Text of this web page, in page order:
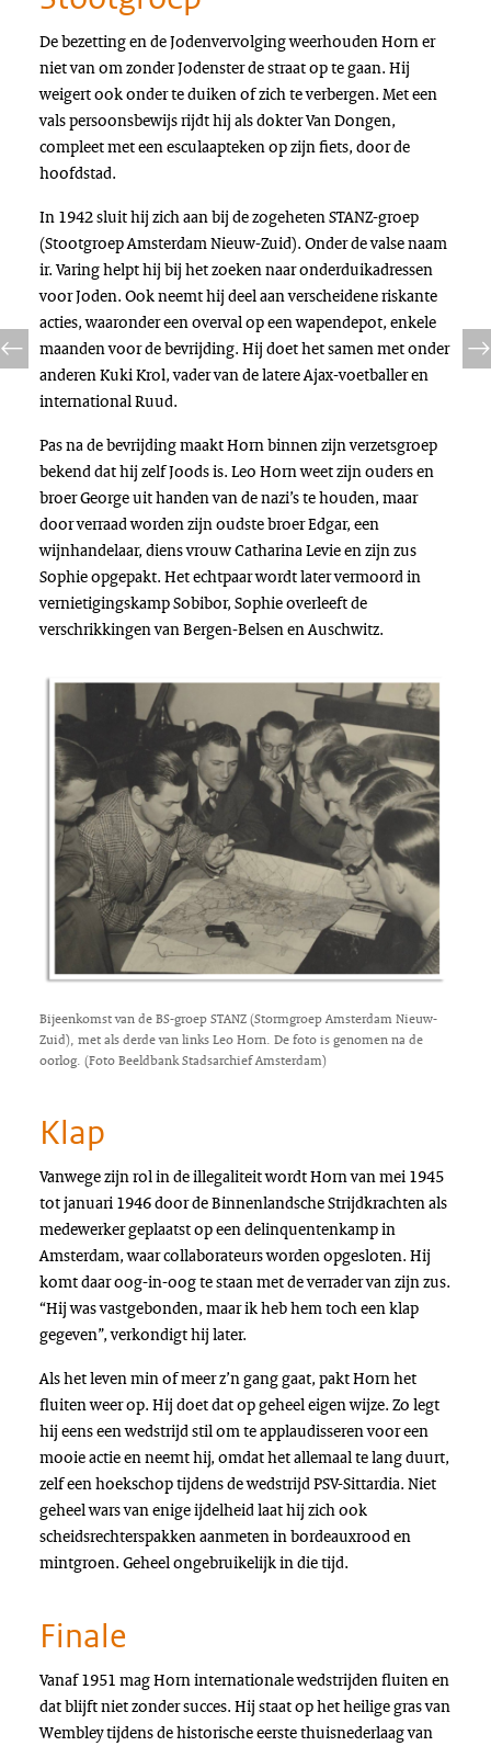
De bezetting en de Jodenvervolging weerhouden Horn er
niet van om zonder Jodenster de straat op te gaan. Hij
weigert ook onder te duiken of zich te verbergen. Met een
vals persoonsbewijs rijdt hij als dokter Van Dongen,
compleet met een esculaapteken op zijn fiets, door de
hoofdstad.
In 1942 sluit hij zich aan bij de zogeheten STANZ-groep
(Stootgroep Amsterdam Nieuw-Zuid). Onder de valse naam
ir. Varing helpt hij bij het zoeken naar onderduikadressen
voor Joden. Ook neemt hij deel aan verscheidene riskante
acties, waaronder een overval op een wapendepot, enkele
maanden voor de bevrijding. Hij doet het samen met onder
anderen Kuki Krol, vader van de latere Ajax-voetballer en
internationalRuud.
Pas na de bevrijding maakt Horn binnen zijn verzetsgroep
bekend dat hij zelf Joods is. Leo Horn weet zijn ouders en
broer George uit handen van de nazi’s te houden, maar
door verraad worden zijn oudste broer Edgar, een
wijnhandelaar, diens vrouw Catharina Levie en zijn zus
Sophie opgepakt. Het echtpaar wordt later vermoord in
vernietigingskamp Sobibor, Sophie overleeft de
verschrikkingen van Bergen-Belsen enAuschwitz.
Bijeenkomst van de BS-groep STANZ (Stormgroep Amsterdam Nieuw-
Zuid), met als derde van links Leo Horn. De foto is genomen na de
oorlog. (Foto Beeldbank Stadsarchief Amsterdam)
Klap
Vanwege zijn rol in de illegaliteit wordt Horn van mei 1945
tot januari 1946 door de Binnenlandsche Strijdkrachten als
medewerker geplaatst op een delinquentenkamp in
Amsterdam, waar collaborateurs worden opgesloten. Hij
komt daar oog-in-oog te staan met de verrader van zijn zus.
“Hij was vastgebonden, maar ik heb hem toch een klap
gegeven”, verkondigt hij later.
Als het leven min of meer z’n gang gaat, pakt Horn het
fluiten weer op. Hij doet dat op geheel eigen wijze. Zo legt
hij eens een wedstrijd stil om te applaudisseren voor een
mooie actie en neemt hij, omdat het allemaal te lang duurt,
zelf een hoekschop tijdens de wedstrijd PSV-Sittardia. Niet
geheel wars van enige ijdelheid laat hij zich ook
scheidsrechterspakken aanmeten in bordeauxrood en
mintgroen. Geheel ongebruikelijk in die tijd.
Finale
Vanaf 1951 mag Horn internationale wedstrijden fluiten en
dat blijft niet zonder succes. Hij staat op het heilige gras van
Wembleytijdens de historische eerste thuisnederlaag van